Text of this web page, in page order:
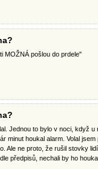
MOŽNÁ pošlou do prdele"
Jednou to bylo v noci, když
minut houkal alarm. Volal
Ale ne proto, že rušil stovky
předpisů, nechali by ho